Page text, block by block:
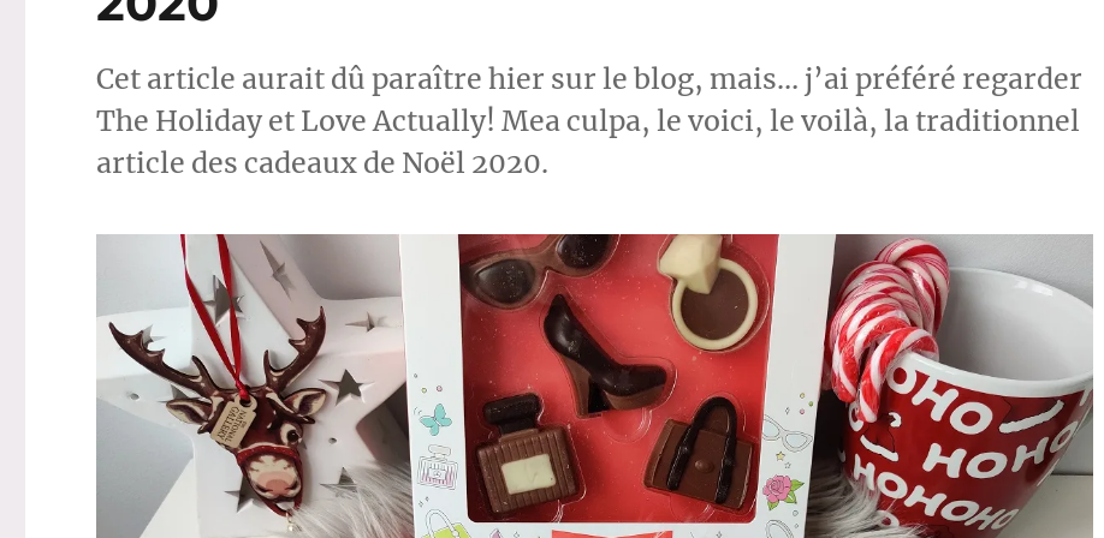
Cet article aurait dû paraître hier sur le blog, mais… j’ai préféré regarder
The Holiday et Love Actually! Mea culpa, le voici, le voilà, la traditionnel
article des cadeaux de Noël 2020.